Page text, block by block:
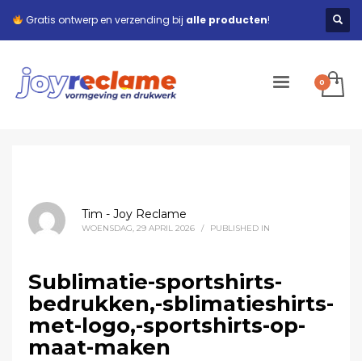
Gratis ontwerp en verzending bij alle producten!
Tim - Joy Reclame
WOENSDAG, 29 APRIL 2026 / PUBLISHED IN
Sublimatie-sportshirts-
bedrukken,-sblimatieshirts-
met-logo,-sportshirts-op-
maat-maken